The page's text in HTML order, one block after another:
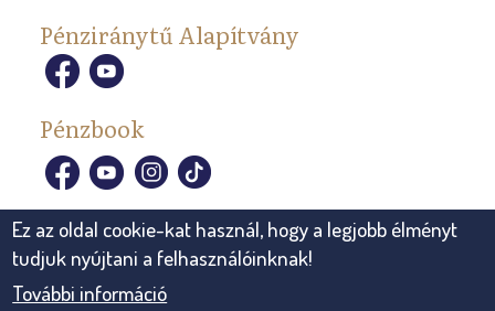
Pénziránytű Alapítvány
Pénzbook
Ez az oldal cookie-kat használ, hogy a legjobb élményt
tudjuk nyújtani a felhasználóinknak!
További információ